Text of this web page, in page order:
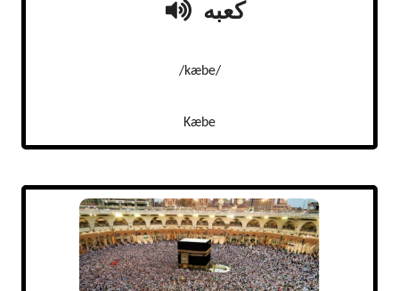
کعبه
/kæbe/
Kæbe